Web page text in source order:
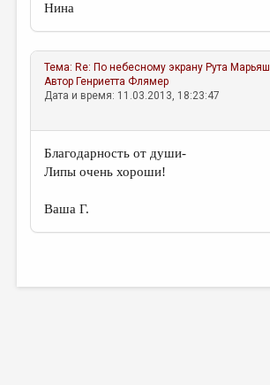
Нина
Тема: Re: По небесному экрану Рута Марьяш
Автор Генриетта Флямер
Дата и время: 11.03.2013, 18:23:47
Благодарность от души-
Липы очень хороши!
Ваша Г.